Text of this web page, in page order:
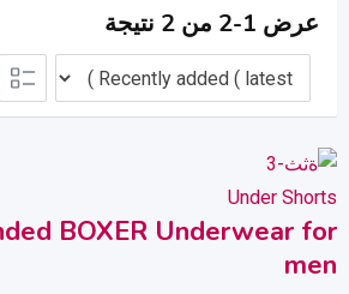
عرض 1-2 من 2 نتيجة
Under Shorts
BOXER Underwear for
men